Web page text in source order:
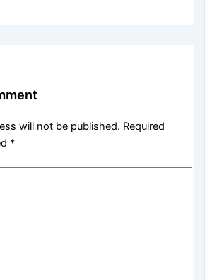
will not be published. Required
*